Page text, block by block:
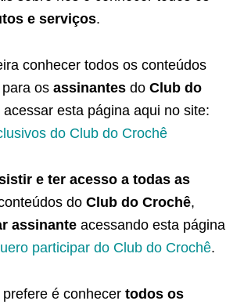
e serviços.
conhecer todos os conteúdos
os assinantes do Club do
acessar esta página aqui no site:
do Club do Crochê
e ter acesso a todas as
do Club do Crochê,
assinante acessando esta página
participar do Club do Crochê.
é conhecer todos os